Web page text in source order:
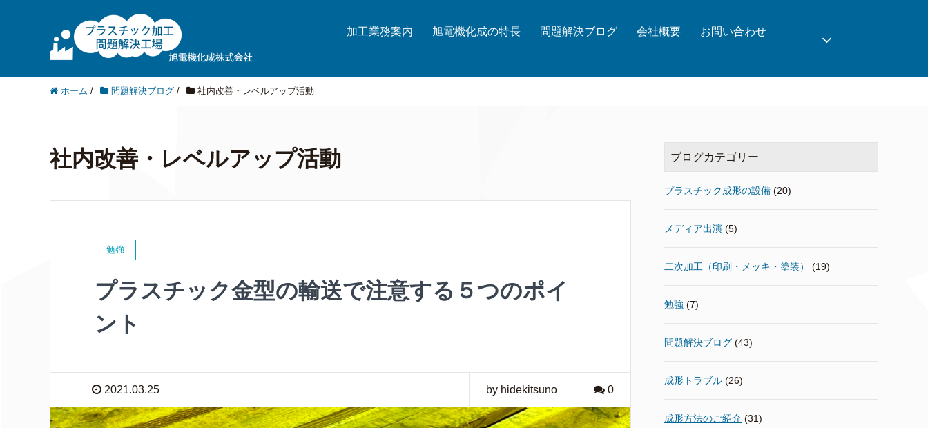
加工業務案内 旭電機化成の特長 問題解決ブログ 会社概要 お問い合わせ
ホーム / 問題解決ブログ / 社内改善・レベルアップ活動
社内改善・レベルアップ活動
勉強
プラスチック金型の輸送で注意する５つのポイ
ント
2021.03.25 by hidekitsuno 0
ブログカテゴリー
プラスチック成形の設備 (20)
メディア出演 (5)
二次加工（印刷・メッキ・塗装） (19)
勉強 (7)
問題解決ブログ (43)
成形トラブル (26)
成形方法のご紹介 (31)